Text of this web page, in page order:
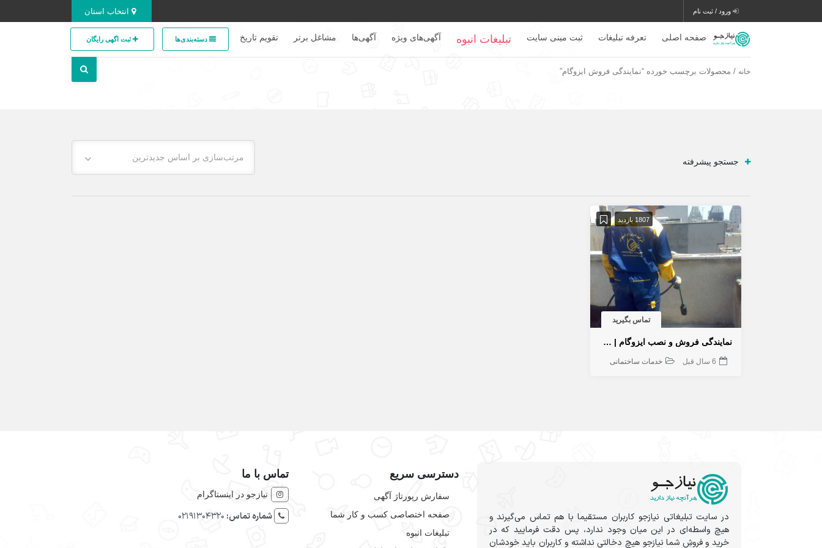
ورود / ثبت نام
صفحه اصلی تعرفه تبلیغات ثبت مینی سایت تبلیغات انبوه آگهی‌های ویژه آگهی‌ها مشاغل برتر تقویم تاریخ دسته‌بندی‌ها ثبت اگهی رایگان
خانه / محصولات برچسب خورده “نمایندگی فروش ایزوگام”
مرتب‌سازی بر اساس جدیدترین جستجو پیشرفته
1807 بازدید
تماس بگیرید
نمایندگی فروش و نصب ایزوگام | قیرگونی | آسفالت
6 سال قبل خدمات ساختمانی
در سایت تبلیغاتی نیازجو کاربران مستقیما با هم تماس می‌گیرند و
هیچ واسطه‌ای در این میان وجود ندارد، پس دقت فرمایید که در
خرید و فروشِ شما نیازجو هیچ دخالتی نداشته و کاربران باید خودشان
دسترسی سریع
سفارش رپورتاژ آگهی
صفحه اختصاصی کسب و کار شما
تبلیغات انبوه
تماس با ما
نیازجو در اینستاگرام
شماره تماس: 02191304320